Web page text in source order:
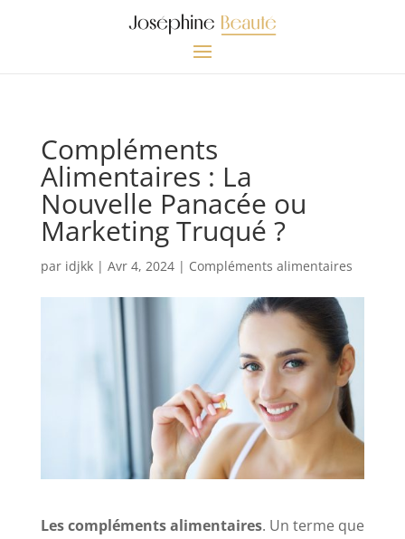
Compléments
Alimentaires : La
Nouvelle Panacée ou
Marketing Truqué ?
par idjkk| Avr 4, 2024| Compléments alimentaires
Les compléments alimentaires. Un terme que